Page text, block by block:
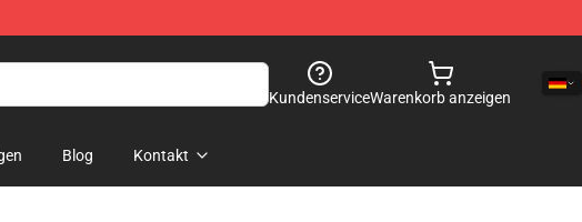
KundenserviceWarenkorb anzeigen
Blog Kontakt